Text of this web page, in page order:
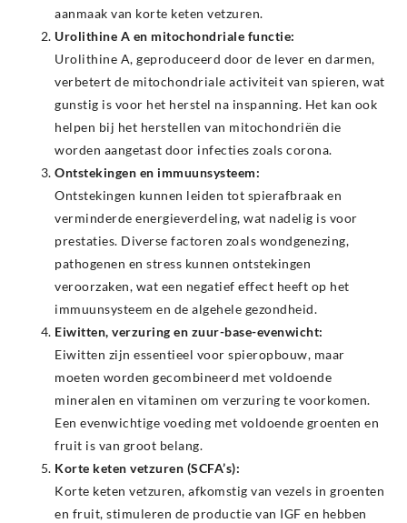
aanmaak van korte keten vetzuren.
Urolithine A en mitochondriale functie:
Urolithine A, geproduceerd door de lever en darmen,
verbetert de mitochondriale activiteit van spieren, wat
gunstig is voor het herstel na inspanning. Het kan ook
helpen bij het herstellen van mitochondriën die
worden aangetast door infecties zoals corona.
Ontstekingen en immuunsysteem:
Ontstekingen kunnen leiden tot spierafbraak en
verminderde energieverdeling, wat nadelig is voor
prestaties. Diverse factoren zoals wondgenezing,
pathogenen en stress kunnen ontstekingen
veroorzaken, wat een negatief effect heeft op het
immuunsysteem en de algehele gezondheid.
Eiwitten, verzuring en zuur-base-evenwicht:
Eiwitten zijn essentieel voor spieropbouw, maar
moeten worden gecombineerd met voldoende
mineralen en vitaminen om verzuring te voorkomen.
Een evenwichtige voeding met voldoende groenten en
fruit is van groot belang.
Korte keten vetzuren (SCFA’s):
Korte keten vetzuren, afkomstig van vezels in groenten
en fruit, stimuleren de productie van IGF en hebben